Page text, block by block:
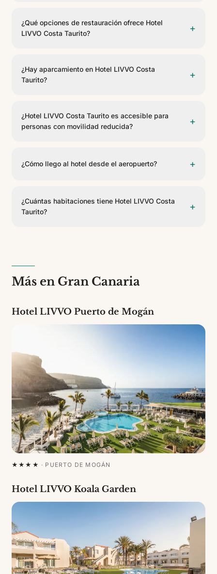
¿Qué opciones de restauración ofrece Hotel
LIVVO Costa Taurito?
+
Ofrecen servicio de buffet, bar.
¿Hay aparcamiento en Hotel LIVVO Costa
Taurito?
+
disponibilidad y condiciones en recepción.
¿Hotel LIVVO Costa Taurito es accesible para
personas con movilidad reducida?
+
(PMR) y accesos adaptados en las zonas comunes.
¿Cómo llego al hotel desde el aeropuerto? +
transfer privado o coche de alquiler.
¿Cuántas habitaciones tiene Hotel LIVVO Costa
Taurito?
+
Más en Gran Canaria
Hotel LIVVO Puerto de Mogán
★★★★ · PUERTO DE MOGÁN
Hotel LIVVO Koala Garden